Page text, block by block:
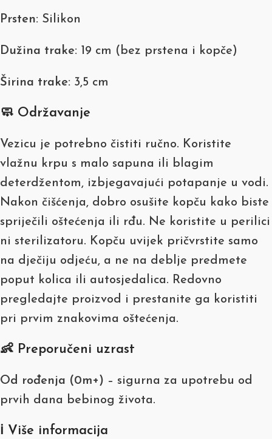
Prsten: Silikon
Dužina trake: 19 cm (bez prstena i kopče)
Širina trake: 3,5 cm
🧼 Održavanje
Vezicu je potrebno čistiti ručno. Koristite
vlažnu krpu s malo sapuna ili blagim
deterdžentom, izbjegavajući potapanje u vodi.
Nakon čišćenja, dobro osušite kopču kako biste
spriječili oštećenja ili rđu. Ne koristite u perilici
ni sterilizatoru. Kopču uvijek pričvrstite samo
na dječiju odjeću, a ne na deblje predmete
poput kolica ili autosjedalica. Redovno
pregledajte proizvod i prestanite ga koristiti
pri prvim znakovima oštećenja.
👶 Preporučeni uzrast
Od rođenja (0m+) – sigurna za upotrebu od
prvih dana bebinog života.
ℹ️ Više informacija